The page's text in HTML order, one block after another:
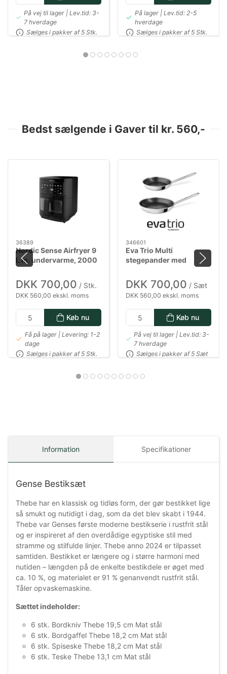
På vej til lager | Lev.tid: 3-
7 hverdage
Sælges i pakker af 5 Stk.
På lager | Lev.tid: 2-5
hverdage
Sælges i pakker af 5 Stk.
Bedst sælgende i Gaver til kr. 560,-
36389
Nordic Sense Airfryer 9
L m. undervarme, 2000
watt i sort
DKK 700,00 / Stk.
DKK 560,00 ekskl. moms
Køb nu
Få på lager | Levering: 1-2
dage
Sælges i pakker af 5 Stk.
346601
Eva Trio Multi
stegepander med
Mosaic keramisk Slip-
Let belægning - 24 & 28
cm
DKK 700,00 / Sæt
DKK 560,00 ekskl. moms
Køb nu
På vej til lager | Lev.tid: 3-
7 hverdage
Sælges i pakker af 5 Sæt
Information Specifikationer
Gense Bestiksæt
Thebe har en klassisk og tidløs form, der gør bestikket lige
så smukt og nutidigt i dag, som da det blev skabt i 1944.
Thebe var Genses første moderne bestikserie i rustfrit stål
og er inspireret af den overdådige egyptiske stil med
stramme og stilfulde linjer. Thebe anno 2024 er tilpasset
samtiden. Bestikket er længere og i større harmoni med
nutiden – længden på de enkelte bestikdele er øget med
ca. 10 %, og materialet er 91 % genanvendt rustfrit stål.
Tåler opvaskemaskine.
Sættet indeholder:
6 stk. Bordkniv Thebe 19,5 cm Mat stål
6 stk. Bordgaffel Thebe 18,2 cm Mat stål
6 stk. Spiseske Thebe 18,2 cm Mat stål
6 stk. Teske Thebe 13,1 cm Mat stål